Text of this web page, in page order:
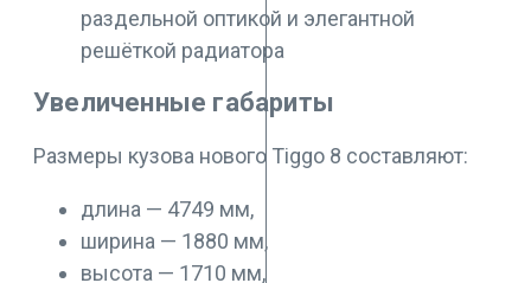
Увеличенные габариты
Размеры кузова нового Tiggo 8 составляют:
длина — 4749 мм,
ширина — 1880 мм,
высота — 1710 мм,